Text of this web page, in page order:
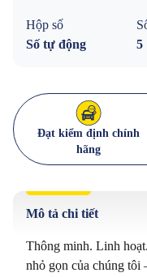
Hộp số
Số tự động
5
Đạt kiểm định chính
hãng
Mô tả chi tiết
Thông minh. Linh
nhỏ gọn của chúng tôi